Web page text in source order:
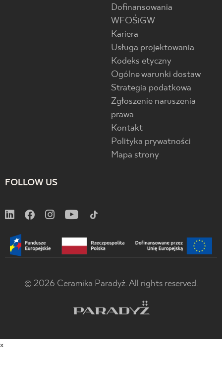
Dofinansowania
WFOŚiGW
Kariera
Usługa projektowania
Kodeks etyczny
Ogólne warunki dostaw
Strategia podatkowa
Zgłoszenie naruszenia
prawa
Kontakt
Polityka prywatności
Mapa strony
FOLLOW US
© 2026 Ceramika Paradyż. All rights reserved.
x